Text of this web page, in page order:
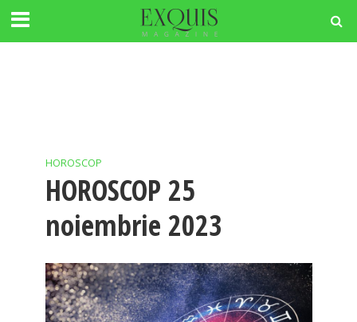
HOROSCOP
HOROSCOP 25
noiembrie 2023